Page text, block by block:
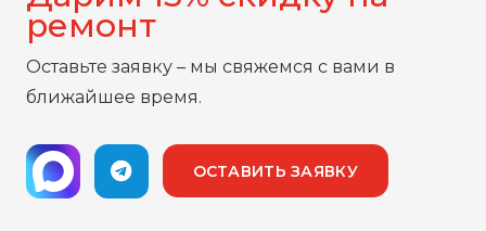
ремонт
Оставьте заявку – мы свяжемся с вами в
ближайшее время.
ОСТАВИТЬ ЗАЯВКУ